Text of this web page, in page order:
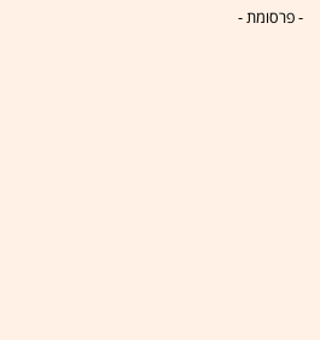
- פרסומת -